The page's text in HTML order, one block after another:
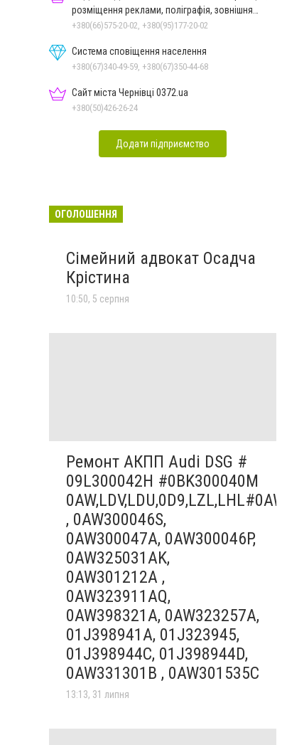
розміщення реклами, поліграфія, зовнішня
реклама
+380(66)575-20-02, +380(95)177-20-02
Система сповіщення населення
+380(67)340-49-59, +380(67)350-44-68
Сайт міста Чернівці 0372.ua
+380(50)426-26-24
Додати підприємство
ОГОЛОШЕННЯ
Сімейний адвокат Осадча
Крістина
10:50, 5 серпня
Ремонт АКПП Audi DSG #
09L300042H #0BK300040M
, 0AW300046S,
0AW300047A, 0AW300046P,
0AW325031AK,
0AW301212A ,
0AW323911AQ,
0AW398321A, 0AW323257A,
01J398941A, 01J323945,
01J398944C, 01J398944D,
0AW331301B , 0AW301535C
13:13, 31 липня